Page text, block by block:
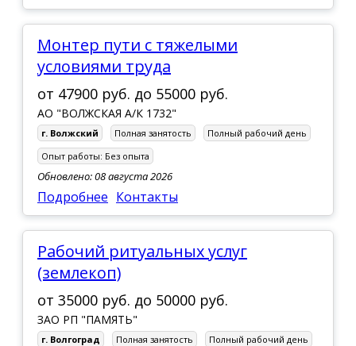
г. Фролово
п. Городище
п. Даниловка
п. Елань
п. Иловля
п. Новониколаевский
п. Октябрьский
п. Рудня
п. Светлый Яр
п. Средняя Ахтуба
п. Чернышковский
с. Ольховка
Монтер пути с тяжелыми
условиями труда
от 47900 руб. до 55000 руб.
АО "ВОЛЖСКАЯ А/К 1732"
г. Волжский Полная занятость
Полный рабочий день
Опыт работы: Без опыта
Обновлено: 08 августа 2026
Подробнее Контакты
Рабочий ритуальных услуг
(землекоп)
от 35000 руб. до 50000 руб.
ЗАО РП "ПАМЯТЬ"
г. Волгоград Полная занятость
Полный рабочий день